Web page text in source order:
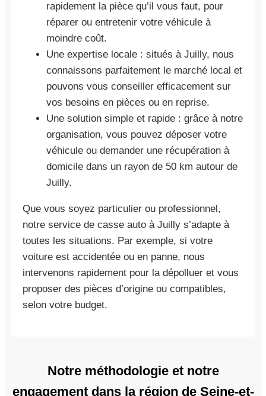
rapidement la pièce qu’il vous faut, pour
réparer ou entretenir votre véhicule à
moindre coût.
Une expertise locale : situés à Juilly, nous
connaissons parfaitement le marché local et
pouvons vous conseiller efficacement sur
vos besoins en pièces ou en reprise.
Une solution simple et rapide : grâce à notre
organisation, vous pouvez déposer votre
véhicule ou demander une récupération à
domicile dans un rayon de 50 km autour de
Juilly.
Que vous soyez particulier ou professionnel,
notre service de casse auto à Juilly s’adapte à
toutes les situations. Par exemple, si votre
voiture est accidentée ou en panne, nous
intervenons rapidement pour la dépolluer et vous
proposer des pièces d’origine ou compatibles,
selon votre budget.
Notre méthodologie et notre
engagement dans la région de Seine-et-